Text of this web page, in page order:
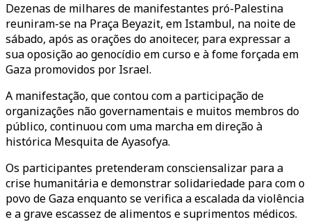
Dezenas de milhares de manifestantes pró-Palestina
reuniram-se na Praça Beyazit, em Istambul, na noite de
sábado, após as orações do anoitecer, para expressar a
sua oposição ao genocídio em curso e à fome forçada em
Gaza promovidos por Israel.
A manifestação, que contou com a participação de
organizações não governamentais e muitos membros do
público, continuou com uma marcha em direção à
histórica Mesquita de Ayasofya.
Os participantes pretenderam consciensalizar para a
crise humanitária e demonstrar solidariedade para com o
povo de Gaza enquanto se verifica a escalada da violência
e a grave escassez de alimentos e suprimentos médicos.